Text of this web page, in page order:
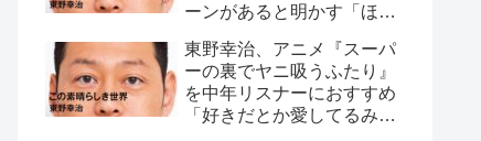
ーンがあると明かす「ほん
て…」
東野幸治、アニメ『スーパ
ーの裏でヤニ吸うふたり』
を中年リスナーにおすすめ
「好きだとか愛してるみた